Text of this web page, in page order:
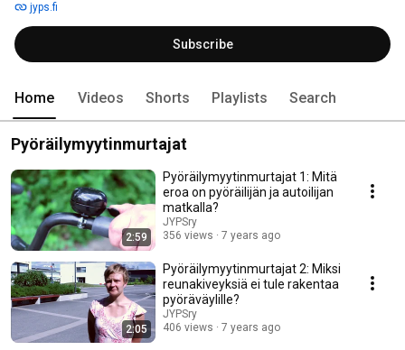
pyöräilyyn liittyviä tapahtumia, kilpailuja, koulutuksia ja muuta toimintaa.
Toimimme ainoana keskisuomalaisena pyöräilyn
edunvalvontayhdistyksenä sekä edistämme pyöräilyolosuhteita ja
pyöräilyä liikennemuotona. Tavoitteenamme on hyvät pyöräilyolosuhteet
jyps.fi
Subscribe
Home Videos Shorts Playlists Search
Pyöräilymyytinmurtajat
2:59
Pyöräilymyytinmurtajat 1: Mitä
eroa on pyöräilijän ja autoilijan
matkalla?
JYPSry
356 views
7 years ago
2:05
Pyöräilymyytinmurtajat 2: Miksi
reunakiveyksiä ei tule rakentaa
pyöräväylille?
JYPSry
406 views
7 years ago